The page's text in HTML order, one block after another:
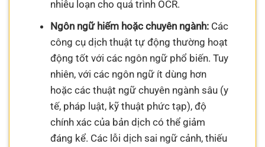
nhiễu loạn cho quá trình OCR.
Ngôn ngữ hiếm hoặc chuyên ngành:Các
công cụ dịch thuật tự động thường hoạt
động tốt với các ngôn ngữ phổ biến. Tuy
nhiên, với các ngôn ngữ ít dùng hơn
hoặc các thuật ngữ chuyên ngành sâu (y
tế, pháp luật, kỹ thuật phức tạp), độ
chính xác của bản dịch có thể giảm
đáng kể. Các lỗi dịch sai ngữ cảnh, thiếu